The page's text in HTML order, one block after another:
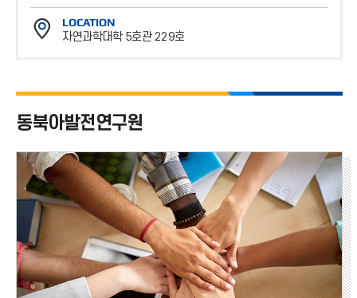
호
팩
스
번
LOCATION
자연과학대학 5호관 229호
동북아발전연구원